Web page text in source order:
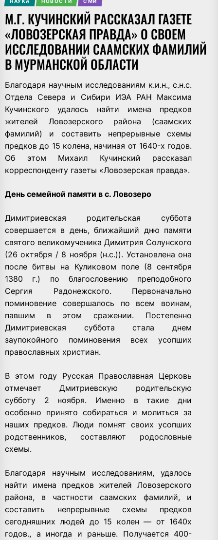
М.Г. КУЧИНСКИЙ РАССКАЗАЛ ГАЗЕТЕ
«ЛОВОЗЕРСКАЯ ПРАВДА» О СВОЕМ
ИССЛЕДОВАНИИ СААМСКИХ ФАМИЛИЙ
В МУРМАНСКОЙ ОБЛАСТИ
Благодаря научным исследованиям к.и.н., с.н.с.
Отдела Севера и Сибири ИЭА РАН Максима
Кучинского удалось найти имена предков
жителей Ловозерского района (саамских
фамилий) и составить непрерывные схемы
предков до 15 колена, начиная от 1640-х годов.
Об этом Михаил Кучинский рассказал
корреспонденту газеты «Ловозерская правда».
День семейной памяти в с. Ловозеро
Димитриевская родительская суббота
совершается в день, ближайший дню памяти
святого великомученика Димитрия Солунского
(26 октября / 8 ноября (н.с.)). Установлена она
после битвы на Куликовом поле (8 сентября
1380 г.) по благословению преподобного
Сергия Радонежского. Первоначально
поминовение совершалось по всем воинам,
павшим в этом сражении. Постепенно
Димитриевская суббота стала днем
заупокойного поминовения всех усопших
православных христиан.
В этом году Русская Православная Церковь
отмечает Дмитриевскую родительскую
субботу 2 ноября. Именно в такие дни
особенно принято собираться и молиться за
наших предков. Люди помнят своих усопших
родственников, составляют родословные
схемы.
Благодаря научным исследованиям, удалось
найти имена предков жителей Ловозерского
района, в частности саамских фамилий, и
составить непрерывные схемы предков
сегодняшних людей до 15 колен — от 1640х
годов., а иногда и раньше. Получается 400-